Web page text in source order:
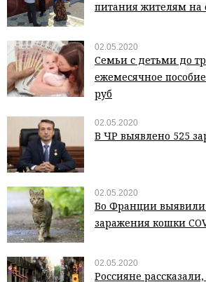
питания жителям на
02.05.2020
Семьи с детьми до
ежемесячное
руб
02.05.2020
В ЧР выявлено 525
02.05.2020
Во Франции
заражения кошки
02.05.2020
Россияне